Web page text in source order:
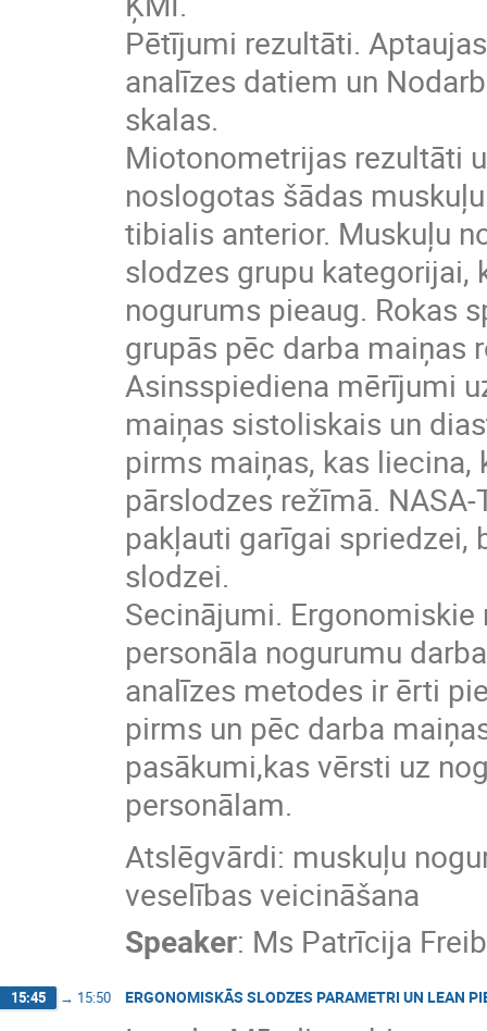
Pētījumi rezultāti.
analīzes datiem un
skalas.
Miotonometrijas rezultāti
noslogotas šādas
tibialis anterior. Muskuļu
slodzes grupu kategorijai,
nogurums pieaug. Rokas
grupās pēc darba maiņas
Asinsspiediena mērījumi
maiņas sistoliskais un
pirms maiņas, kas
pārslodzes režīmā.
pakļauti garīgai spriedzei,
slodzei.
Secinājumi.
personāla nogurumu
analīzes metodes ir ērti
pirms un pēc darba
pasākumi,kas vērsti uz
personālam.
Atslēgvārdi: muskuļu
veselības veicināšana
Speaker: Ms Patrīcija
15:45 → 15:50 ERGONOMISKĀS SLODZES PARAMETRI UN LEAN